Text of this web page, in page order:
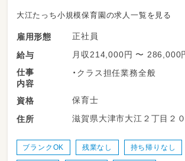
大江たっち小規模保育園の求人一覧を見る
雇用形態
正社員
給与
月収214,000円 〜 286,000
仕事
内容
・クラス担任業務全般
資格
保育士
住所
滋賀県大津市大江２丁目２
ブランクOK 残業なし 持ち帰りなし